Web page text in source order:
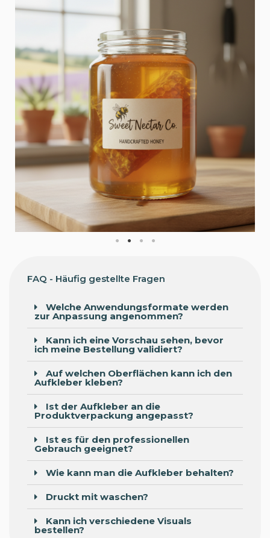
FAQ - Häufig gestellte Fragen
Welche Anwendungsformate werden
zur Anpassung angenommen?
Kann ich eine Vorschau sehen, bevor
ich meine Bestellung validiert?
Auf welchen Oberflächen kann ich den
Aufkleber kleben?
Ist der Aufkleber an die
Produktverpackung angepasst?
Ist es für den professionellen
Gebrauch geeignet?
Wie kann man die Aufkleber behalten?
Druckt mit waschen?
Kann ich verschiedene Visuals
bestellen?